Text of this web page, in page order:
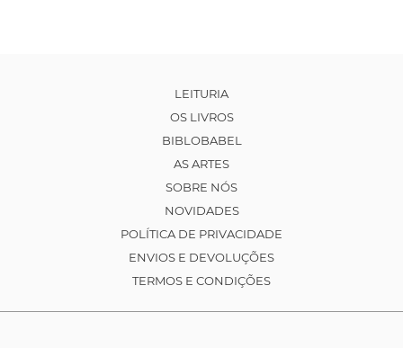
LEITURIA
OS LIVROS
BIBLOBABEL
AS ARTES
SOBRE NÓS
NOVIDADES
POLÍTICA DE PRIVACIDADE
ENVIOS E DEVOLUÇÕES
TERMOS E CONDIÇÕES